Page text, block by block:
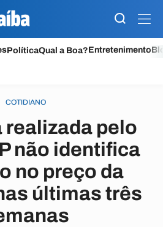
PolíticaQual a Boa?Entretenimento
COTIDIANO
realizada pelo
não identifica
no preço da
últimas três